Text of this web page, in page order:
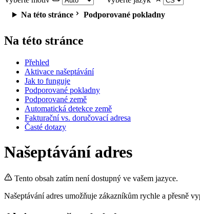
Na této stránce
Podporované pokladny
Na této stránce
Přehled
Aktivace našeptávání
Jak to funguje
Podporované pokladny
Podporované země
Automatická detekce země
Fakturační vs. doručovací adresa
Časté dotazy
Našeptávání adres
Tento obsah zatím není dostupný ve vašem jazyce.
Našeptávání adres umožňuje zákazníkům rychle a přesně